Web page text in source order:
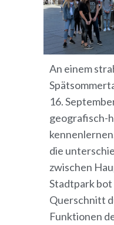
An einem
16.
geografisch-
die
zwischen
Stadtpark
Querschnitt
Funktionen